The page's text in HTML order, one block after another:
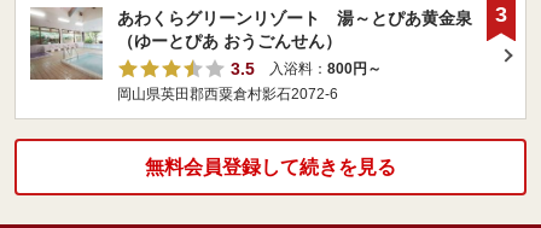
あわくらグリーンリゾート 湯～とぴあ黄金泉
（ゆーとぴあ おうごんせん）
3.5
入浴料： 800円～
岡山県英田郡西粟倉村影石2072-6
3
無料会員登録して続きを見る